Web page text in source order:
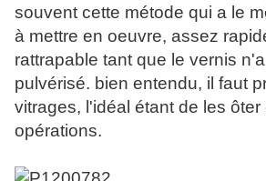
souvent cette métode qui a le
à mettre en oeuvre, assez
rattrapable tant que le vernis
pulvérisé. bien entendu, il faut
vitrages, l'idéal étant de les ôter
opérations.